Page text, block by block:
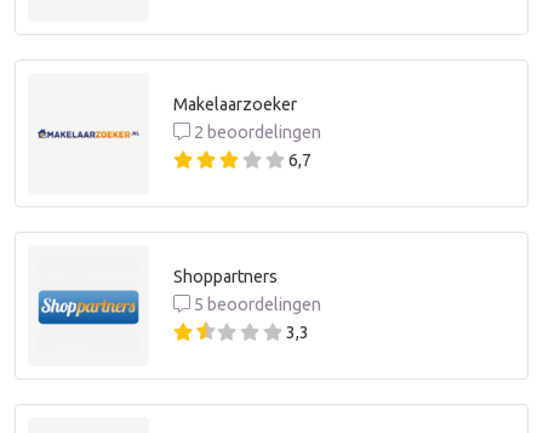
Makelaarzoeker
2 beoordelingen
6,7
Shoppartners
5 beoordelingen
3,3